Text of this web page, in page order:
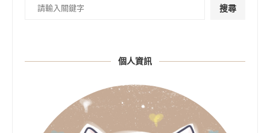
搜尋
個人資訊